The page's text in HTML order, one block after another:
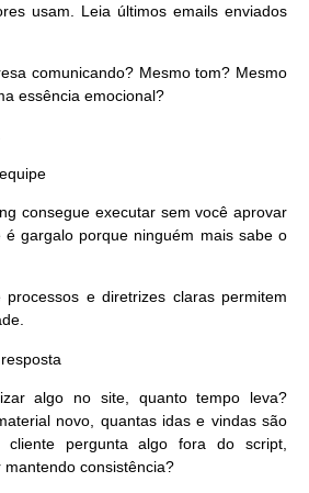
usam. Leia últimos emails enviados
comunicando? Mesmo tom? Mesmo
essência emocional?
consegue executar sem você aprovar
gargalo porque ninguém mais sabe o
e diretrizes claras permitem
algo no site, quanto tempo leva?
novo, quantas idas e vindas são
cliente pergunta algo fora do script,
consistência?